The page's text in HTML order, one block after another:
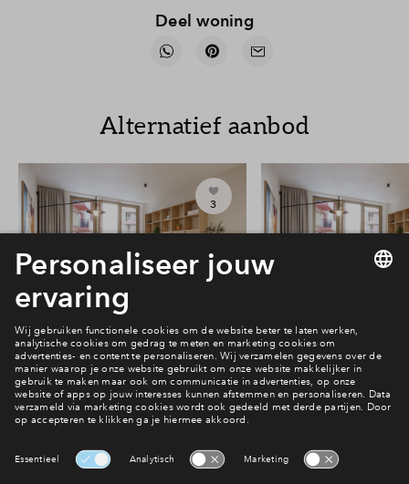
Deel woning
Alternatief aanbod
3
#217
Vrij
Victoria Two 2-kamer
appartement #217
€ 383.344 v.o.n.
Vrij
Victoria Two 2-
appartement
€ 388.344